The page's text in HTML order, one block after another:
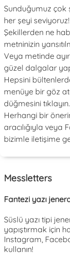
Sunduğumuz çok
her şeyi seviyoruz!
Şekillerden ne
metninizin
Veya metinde
güzel dalgalar
Hepsini
menüye bir göz
düğmesini tıklayın.
Herhangi bir
aracılığıyla veya
bizimle iletişime
Messletters
Fantezi yazı
Süslü yazı tipi
yapıştırmak için
Instagram,
kullanın!